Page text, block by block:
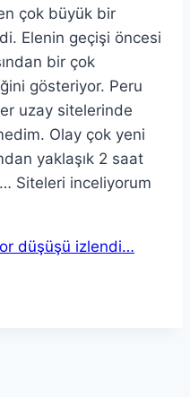
çok büyük bir
Elenin geçişi öncesi
bir çok
gösteriyor. Peru
uzay sitelerinde
Olay çok yeni
yaklaşık 2 saat
Siteleri inceliyorum
düşüşü izlendi…